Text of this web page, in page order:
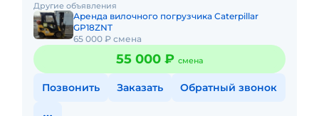
зарегистриров
Другие объявления
Аренда вилочного погрузчика Caterpillar
GP18ZNT
65 000 ₽ смена
55 000 ₽ смена
Позвонить Заказать Обратный звонок